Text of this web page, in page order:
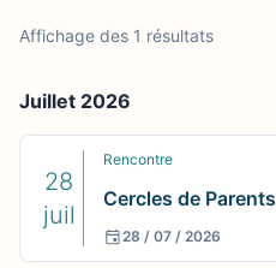
Affichage des 1 résultats
Juillet 2026
28
juil
Rencontre
Cercles de Parents
28 / 07 / 2026